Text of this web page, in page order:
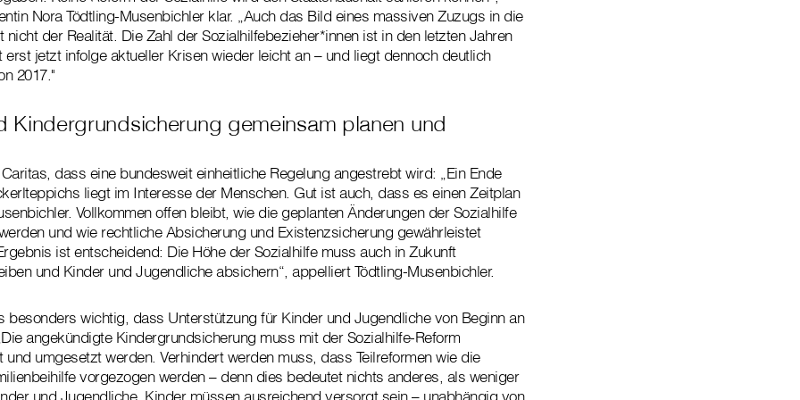
Nora Tödtling-Musenbichler klar. „Auch das Bild eines massiven Zuzugs in die
nicht der Realität. Die Zahl der Sozialhilfebezieher*innen ist in den letzten Jahren
jetzt infolge aktueller Krisen wieder leicht an – und liegt dennoch deutlich
2017."
Kindergrundsicherung gemeinsam planen und
dass eine bundesweit einheitliche Regelung angestrebt wird: „Ein Ende
liegt im Interesse der Menschen. Gut ist auch, dass es einen Zeitplan
Vollkommen offen bleibt, wie die geplanten Änderungen der Sozialhilfe
und wie rechtliche Absicherung und Existenzsicherung gewährleistet
ist entscheidend: Die Höhe der Sozialhilfe muss auch in Zukunft
und Kinder und Jugendliche absichern“, appelliert Tödtling-Musenbichler.
besonders wichtig, dass Unterstützung für Kinder und Jugendliche von Beginn an
angekündigte Kindergrundsicherung muss mit der Sozialhilfe-Reform
umgesetzt werden. Verhindert werden muss, dass Teilreformen wie die
vorgezogen werden – denn dies bedeutet nichts anderes, als weniger
und Jugendliche. Kinder müssen ausreichend versorgt sein – unabhängig von